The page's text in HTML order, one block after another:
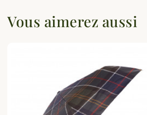
Vous aimerez aussi